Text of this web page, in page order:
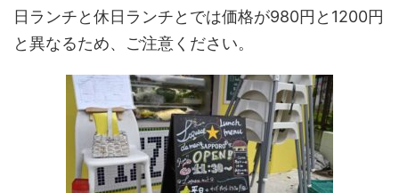
日ランチと休日ランチとでは価格が980円と1200円
と異なるため、ご注意ください。